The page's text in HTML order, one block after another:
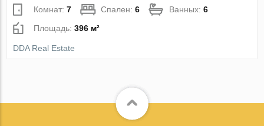
Комнат:7 Спален:6 Ванных:6
Площадь:396 м²
DDA Real Estate